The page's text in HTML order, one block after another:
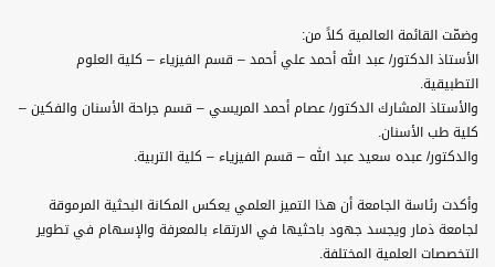
وضمّت القائمة العالمية كلاً من:
الأستاذ الدكتور/ عبد الله أحمد علي أحمد – قسم الفيزياء – كلية العلوم
التطبيقية.
والأستاذ المشارك الدكتور/ عصام أحمد المريسي – قسم جراحة الأسنان والفكين –
كلية طب الأسنان.
والدكتور/ عبده سعيد عبد الله – قسم الفيزياء – كلية التربية.
وأكدت رئاسة الجامعة أن هذا التميز العلمي يعكس المكانة البحثية المرموقة
لجامعة ذمار ويجسد جهود باحثيها في الارتقاء بالمعرفة والإسهام في تطوير
التخصصات العلمية المختلفة.